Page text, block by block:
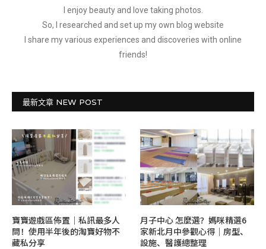
I enjoy beauty and love taking photos.
So, I researched and set up my own blog website
I share my various experiences and discoveries with online
friends!
最新文章 NEW POST
寶寶遊戲區佈置｜私訊最多人
問！使用半年後的淘寶好物不
藏私分享
月子中心 怎麼選？媽咪精選6
家新北月中參觀心得｜房型、
設施、醫護總整理